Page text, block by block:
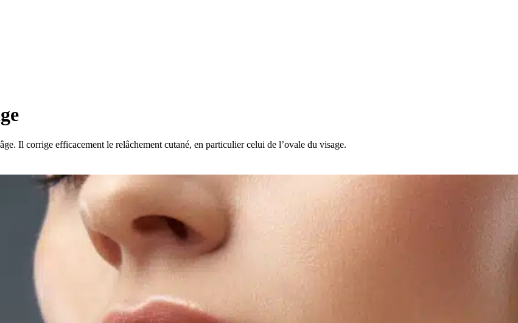
Il corrige efficacement le relâchement cutané, en particulier celui de l’ovale du visage.